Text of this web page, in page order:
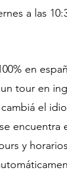
a las
en
un tour en
el
encuentra
y